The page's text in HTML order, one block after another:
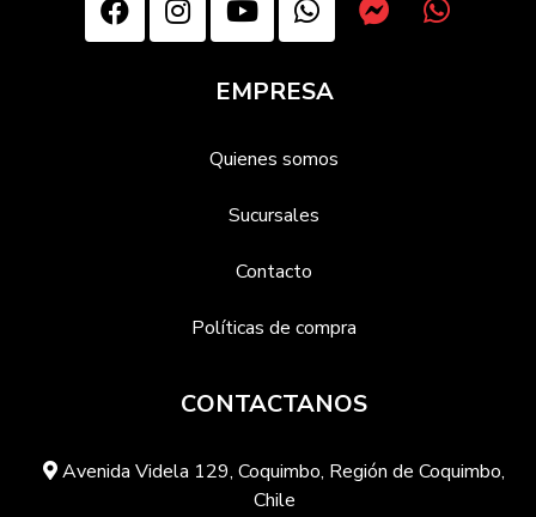
EMPRESA
Quienes somos
Sucursales
Contacto
Políticas de compra
CONTACTANOS
Avenida Videla 129, Coquimbo, Región de Coquimbo,
Chile